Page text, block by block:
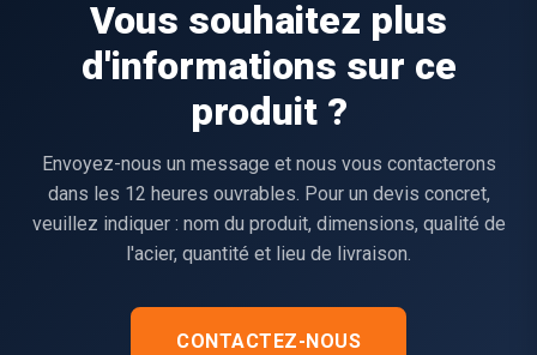
Vous souhaitez plus
d'informations sur ce
produit ?
Envoyez-nous un message et nous vous contacterons
dans les 12 heures ouvrables. Pour un devis concret,
veuillez indiquer : nom du produit, dimensions, qualité de
l'acier, quantité et lieu de livraison.
CONTACTEZ-NOUS